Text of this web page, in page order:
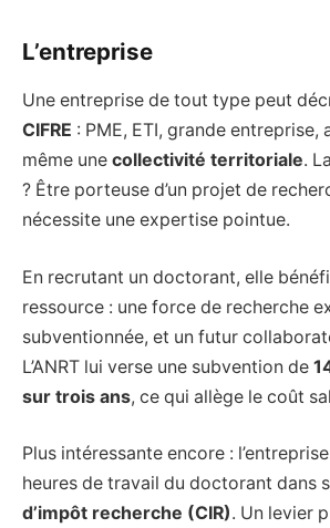
L’entreprise
Une entreprise de tout type peut
CIFRE : PME, ETI, grande entreprise,
même une collectivité territoriale.
? Être porteuse d’un projet de
nécessite une expertise pointue.
En recrutant un doctorant, elle
ressource : une force de recherche
subventionnée, et un futur
L’ANRT lui verse une subvention de
sur trois ans, ce qui allège le coût
Plus intéressante encore :
heures de travail du doctorant dans
d’impôt recherche (CIR). Un levier